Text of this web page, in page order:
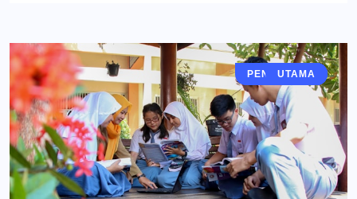
BERITA
GRESIK
JAWA TIMUR
PENDIDIKAN
UTAMA